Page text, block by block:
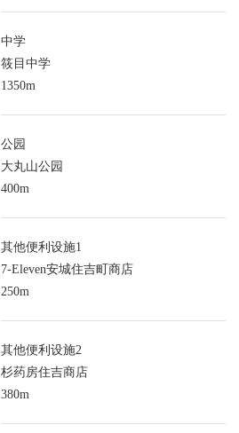
中学
筱目中学
1350m
公园
大丸山公园
400m
其他便利设施1
7-Eleven安城住吉町商店
250m
其他便利设施2
杉药房住吉商店
380m